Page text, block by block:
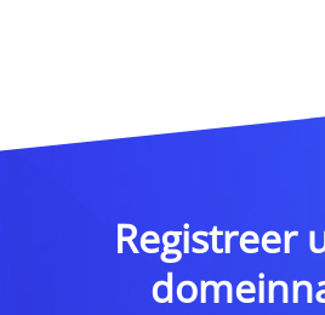
Registreer